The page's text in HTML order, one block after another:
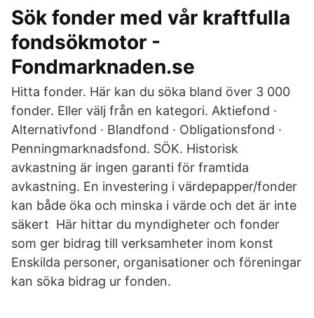
Sök fonder med vår kraftfulla
fondsökmotor -
Fondmarknaden.se
Hitta fonder. Här kan du söka bland över 3 000
fonder. Eller välj från en kategori. Aktiefond ·
Alternativfond · Blandfond · Obligationsfond ·
Penningmarknadsfond. SÖK. Historisk
avkastning är ingen garanti för framtida
avkastning. En investering i värdepapper/fonder
kan både öka och minska i värde och det är inte
säkert Här hittar du myndigheter och fonder
som ger bidrag till verksamheter inom konst
Enskilda personer, organisationer och föreningar
kan söka bidrag ur fonden.